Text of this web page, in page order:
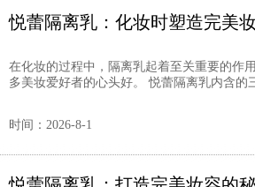
悦蕾隔离乳：化妆时塑造完美
在化妆的过程中，隔离乳起着至关重要的作
多美妆爱好者的心头好。 悦蕾隔离乳内含
时间：2026-8-1